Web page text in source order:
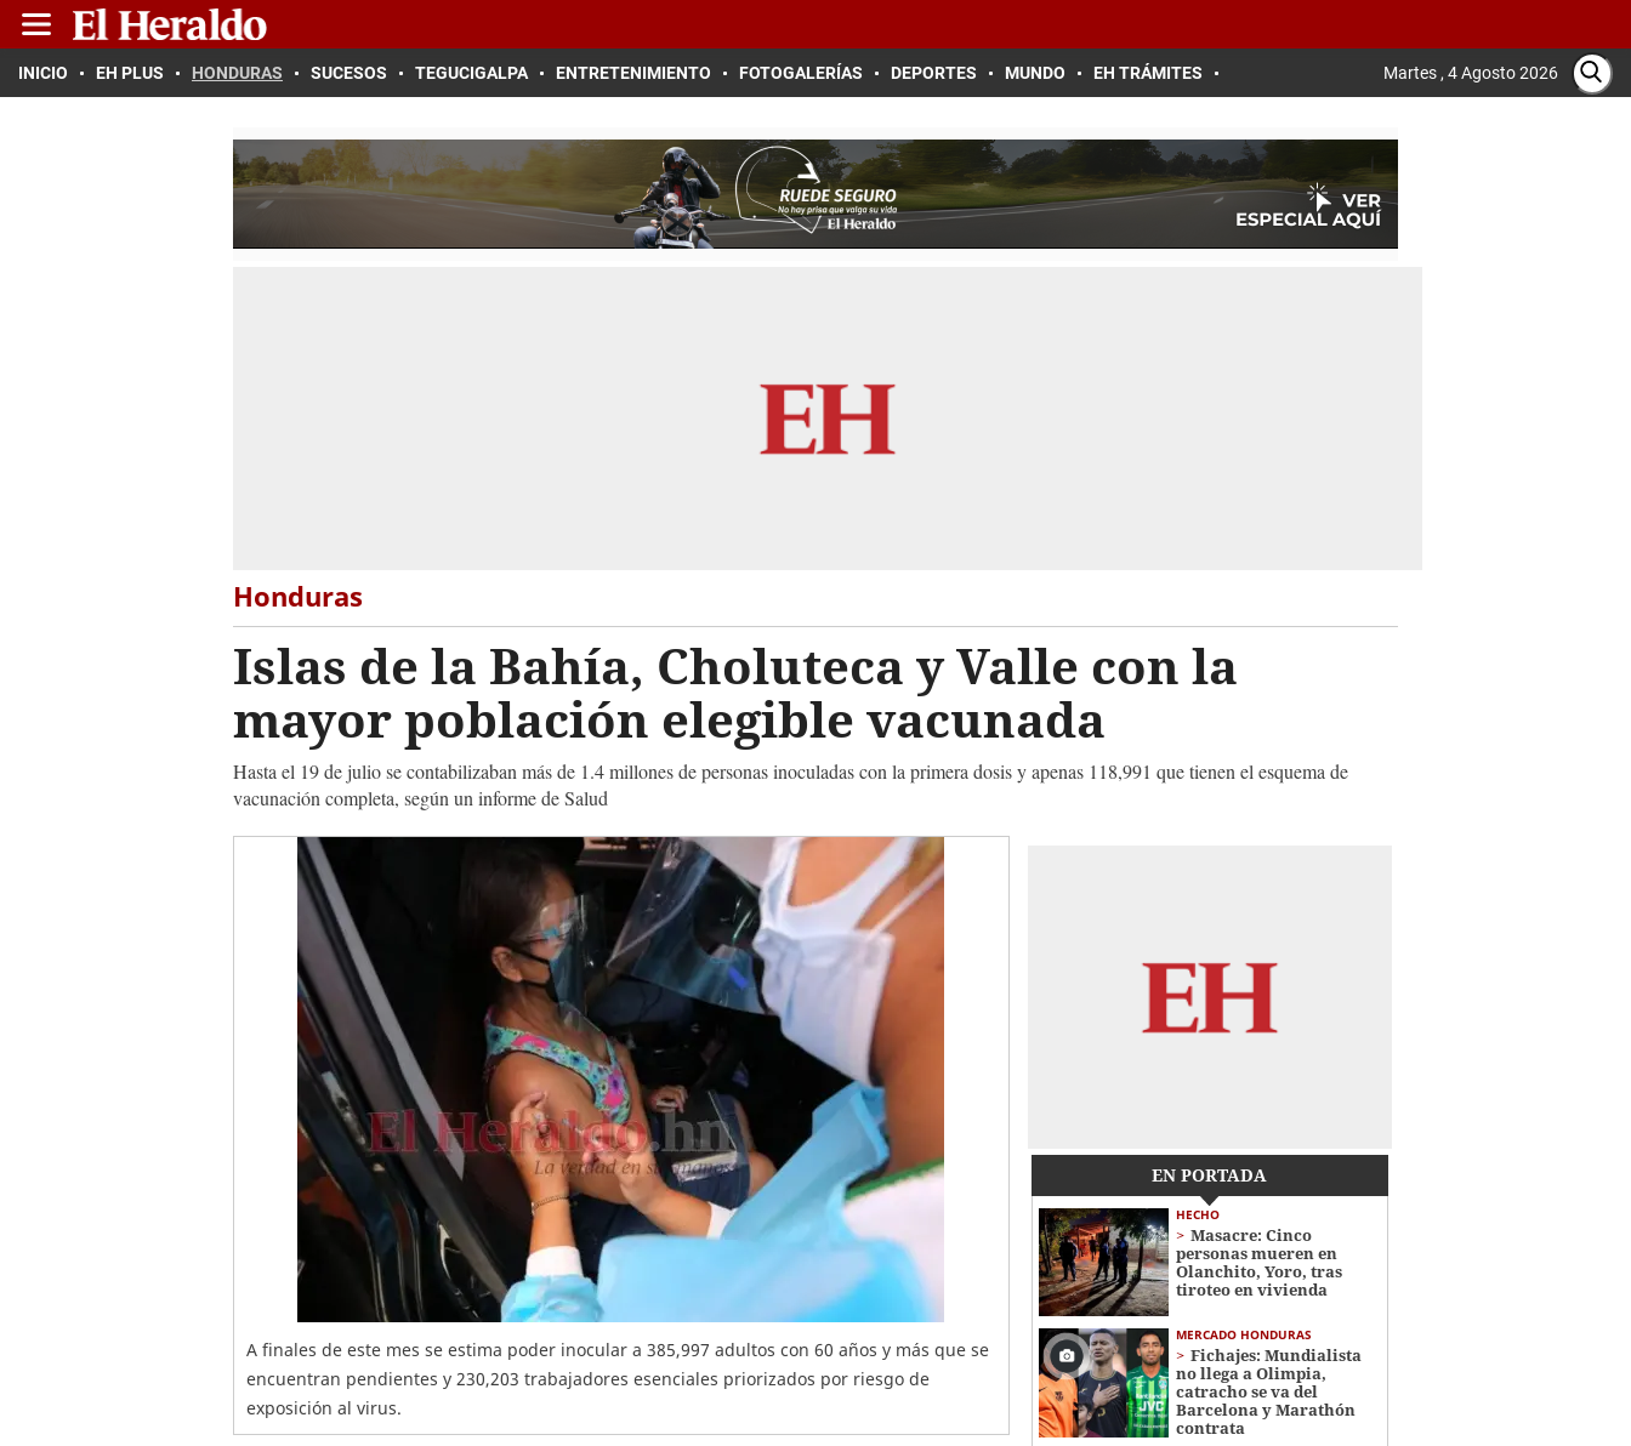
INICIO EH PLUS HONDURAS SUCESOS TEGUCIGALPA ENTRETENIMIENTO FOTOGALERÍAS DEPORTES MUNDO EH TRÁMITES Martes , 4 Agosto 2026
Honduras
Islas de la Bahía, Choluteca y Valle con la
mayor población elegible vacunada
Hasta el 19 de julio se contabilizaban más de 1.4 millones de personas inoculadas con la primera dosis y apenas 118,991 que tienen el esquema de
vacunación completa, según un informe de Salud
A finales de este mes se estima poder inocular a 385,997 adultos con 60 años y más que se
encuentran pendientes y 230,203 trabajadores esenciales priorizados por riesgo de
exposición al virus.
EN PORTADA
HECHO
Masacre: Cinco
personas mueren en
Olanchito, Yoro, tras
tiroteo en vivienda
MERCADO HONDURAS
Fichajes: Mundialista
no llega a Olimpia,
catracho se va del
Barcelona y Marathón
contrata